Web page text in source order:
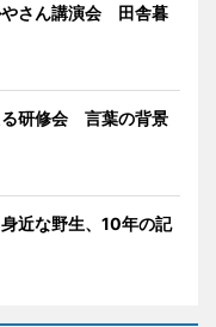
やさん講演会 田舎暮
る研修会 言葉の背景
近な野生、10年の記